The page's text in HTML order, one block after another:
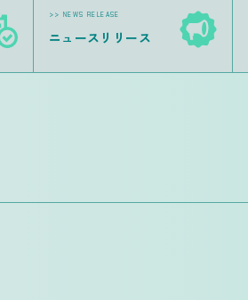
>> NEWS RELEASE
ニュースリリース